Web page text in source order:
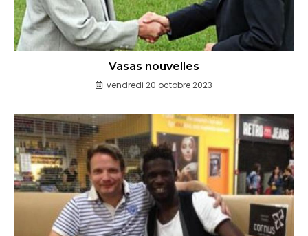
Vasas nouvelles
vendredi 20 octobre 2023